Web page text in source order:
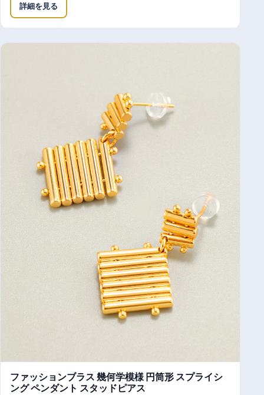
詳細を見る
ファッションブラス 幾何学模様 円筒形 スプライシ
ング ペンダント スタッドピアス